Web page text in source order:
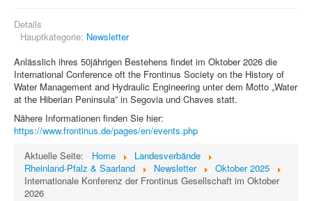
Details
Hauptkategorie: Newsletter
Anlässlich ihres 50jährigen Bestehens findet im Oktober 2026 die
International Conference oft the Frontinus Society on the History of
Water Management and Hydraulic Engineering unter dem Motto „Water
at the Hiberian Peninsula” in Segovia und Chaves statt.
Nähere Informationen finden Sie hier:
https://www.frontinus.de/pages/en/events.php
Aktuelle Seite:
Home
Landesverbände
Rheinland-Pfalz & Saarland
Newsletter
Oktober 2025
Internationale Konferenz der Frontinus Gesellschaft im Oktober
2026